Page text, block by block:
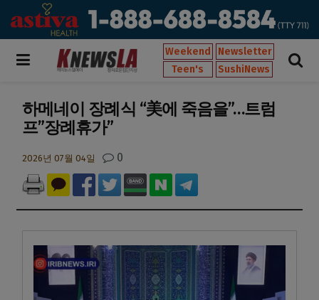
Weekend
Newsletter
Teen's
SushiNews
하메네이 장례식 “美에 죽음을”…트럼
프”장례휴가”
2026년 07월 04일 0